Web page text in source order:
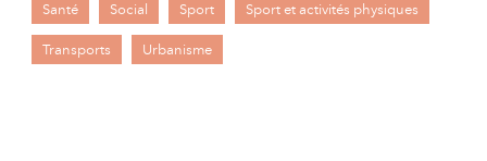
Santé Social Sport Sport et activités physiques
Transports Urbanisme